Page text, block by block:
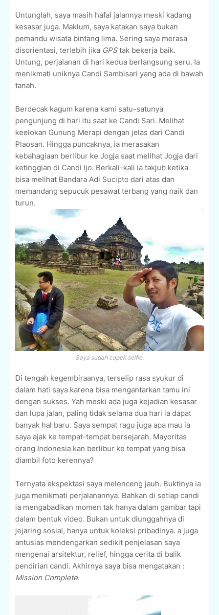
Untunglah, saya masih hafal jalannya meski kadang
kesasar juga. Maklum, saya katakan saya bukan
pemandu wisata bintang lima. Sering saya merasa
disorientasi, terlebih jika GPStak bekerja baik.
Untung, perjalanan di hari kedua berlangsung seru. Ia
menikmati uniknya Candi Sambisari yang ada di bawah
tanah.
Berdecak kagum karena kami satu-satunya
pengunjung di hari itu saat ke Candi Sari. Melihat
keelokan Gunung Merapi dengan jelas dari Candi
Plaosan. Hingga puncaknya, ia merasakan
kebahagiaan berlibur ke Jogja saat melihat Jogja dari
ketinggian di Candi Ijo. Berkali-kali ia takjub ketika
bisa melihat Bandara Adi Sucipto dari atas dan
memandang sepucuk pesawat terbang yang naik dan
turun.
Saya sudah capek selfie.
Di tengah kegembiraanya, terselip rasa syukur di
dalam hati saya karena bisa mengantarkan tamu ini
dengan sukses. Yah meski ada juga kejadian kesasar
dan lupa jalan, paling tidak selama dua hari ia dapat
banyak hal baru. Saya sempat ragu juga apa mau ia
saya ajak ke tempat-tempat bersejarah. Mayoritas
orang Indonesia kan berlibur ke tempat yang bisa
diambil foto kerennya?
Ternyata ekspektasi saya melenceng jauh. Buktinya ia
juga menikmati perjalanannya. Bahkan di setiap candi
ia mengabadikan momen tak hanya dalam gambar tapi
dalam bentuk video. Bukan untuk diunggahnya di
jejaring sosial, hanya untuk koleksi pribadinya. a juga
antusias mendengarkan sedikit penjelasan saya
mengenai arsitektur, relief, hingga cerita di balik
pendirian candi. Akhirnya saya bisa mengatakan :
Mission Complete.